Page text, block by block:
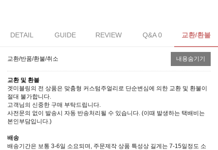
DETAIL GUIDE REVIEW Q&A 0 교환/환불
교환/반품/환불/취소 내용숨기기
교환 및 환불
겟미블링의 전 상품은 맞춤형 커스텀주얼리로 단순변심에 의한 교환 및 환불이
절대 불가합니다.
고객님의 신중한 구매 부탁드립니다.
사전문의 없이 발송시 자동 반송처리될 수 있습니다. (이때 발생하는 택배비는
본인부담입니다.)
배송
배송기간은 보통 3-6일 소요되며, 주문제작 상품 특성상 길게는 7-15일정도 소